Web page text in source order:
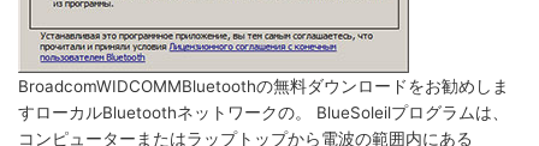
BroadcomWIDCOMMBluetoothの無料ダウンロードをお勧めしま
すローカルBluetoothネットワークの。 BlueSoleilプログラムは、
コンピューターまたはラップトップから電波の範囲内にある